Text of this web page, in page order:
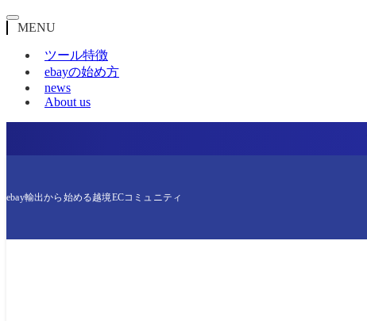
MENU
ツール特徴
ebayの始め方
news
About us
ebay輸出から始める越境ECコミュニティ